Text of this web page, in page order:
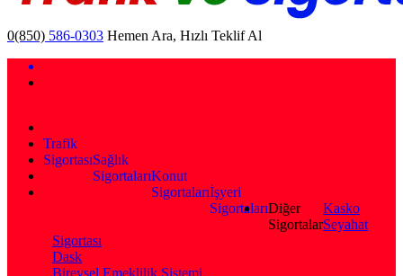
0(850) 586-0303 Hemen Ara, Hızlı Teklif Al
Trafik
SigortasıSağlık
SigortalarıKonut
Sigortalarıİşyeri
SigortalarıDiğer
Sigortalar
Kasko
Seyahat
Sigortası
Dask
Bireysel Emeklilik Sistemi